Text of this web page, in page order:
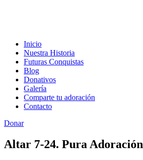
Inicio
Nuestra Historia
Futuras Conquistas
Blog
Donativos
Galería
Comparte tu adoración
Contacto
Donar
Altar 7-24. Pura Adoración